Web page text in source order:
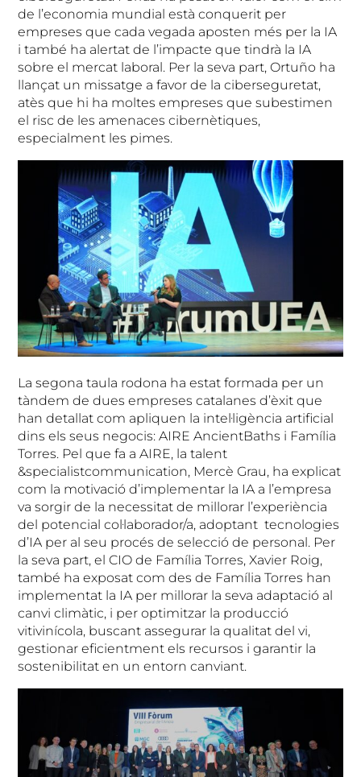
de l’economia mundial està conquerit per
empreses que cada vegada aposten més per la IA
i també ha alertat de l’impacte que tindrà la IA
sobre el mercat laboral. Per la seva part, Ortuño ha
llançat un missatge a favor de la ciberseguretat,
atès que hi ha moltes empreses que subestimen
el risc de les amenaces cibernètiques,
especialment les pimes.
La segona taula rodona ha estat formada per un
tàndem de dues empreses catalanes d’èxit que
han detallat com apliquen la intel·ligència artificial
dins els seus negocis: AIRE AncientBaths i Família
Torres. Pel que fa a AIRE, la talent
&specialistcommunication, Mercè Grau, ha explicat
com la motivació d’implementar la IA a l’empresa
va sorgir de la necessitat de millorar l’experiència
del potencial col·laborador/a, adoptant tecnologies
d’IA per al seu procés de selecció de personal. Per
la seva part, el CIO de Família Torres, Xavier Roig,
també ha exposat com des de Família Torres han
implementat la IA per millorar la seva adaptació al
canvi climàtic, i per optimitzar la producció
vitivinícola, buscant assegurar la qualitat del vi,
gestionar eficientment els recursos i garantir la
sostenibilitat en un entorn canviant.